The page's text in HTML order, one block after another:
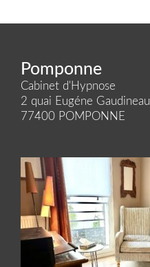
Pomponne
Cabinet d'Hypnose
2 quai Eugéne Gaudineau
77400 POMPONNE